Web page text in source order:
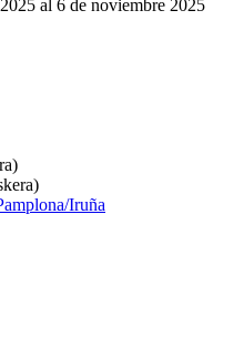
al 6 de noviembre 2025
Iruña